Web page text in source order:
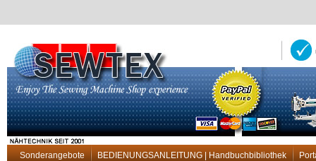
Sonderangebote BEDIENUNGSANLEITUNG | Handbuchbibliothek